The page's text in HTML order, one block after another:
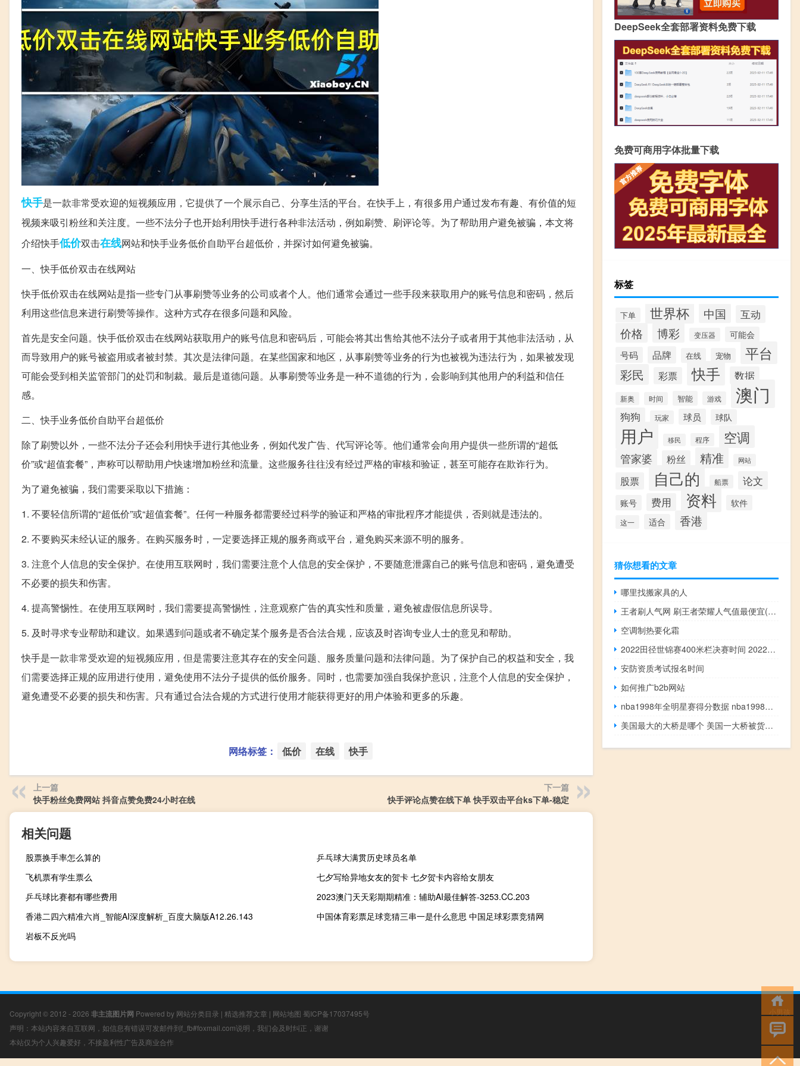
快手是一款非常受欢迎的短视频应用，它提供了一个展示自己、分享生活的平台。在快手上，有很多用户通过发布有趣、有价值的短
视频来吸引粉丝和关注度。一些不法分子也开始利用快手进行各种非法活动，例如刷赞、刷评论等。为了帮助用户避免被骗，本文将
介绍快手低价双击在线网站和快手业务低价自助平台超低价，并探讨如何避免被骗。
一、快手低价双击在线网站
快手低价双击在线网站是指一些专门从事刷赞等业务的公司或者个人。他们通常会通过一些手段来获取用户的账号信息和密码，然后
利用这些信息来进行刷赞等操作。这种方式存在很多问题和风险。
首先是安全问题。快手低价双击在线网站获取用户的账号信息和密码后，可能会将其出售给其他不法分子或者用于其他非法活动，从
而导致用户的账号被盗用或者被封禁。其次是法律问题。在某些国家和地区，从事刷赞等业务的行为也被视为违法行为，如果被发现
可能会受到相关监管部门的处罚和制裁。最后是道德问题。从事刷赞等业务是一种不道德的行为，会影响到其他用户的利益和信任
感。
二、快手业务低价自助平台超低价
除了刷赞以外，一些不法分子还会利用快手进行其他业务，例如代发广告、代写评论等。他们通常会向用户提供一些所谓的“超低
价”或“超值套餐”，声称可以帮助用户快速增加粉丝和流量。这些服务往往没有经过严格的审核和验证，甚至可能存在欺诈行为。
为了避免被骗，我们需要采取以下措施：
1. 不要轻信所谓的“超低价”或“超值套餐”。任何一种服务都需要经过科学的验证和严格的审批程序才能提供，否则就是违法的。
2. 不要购买未经认证的服务。在购买服务时，一定要选择正规的服务商或平台，避免购买来源不明的服务。
3. 注意个人信息的安全保护。在使用互联网时，我们需要注意个人信息的安全保护，不要随意泄露自己的账号信息和密码，避免遭受
不必要的损失和伤害。
4. 提高警惕性。在使用互联网时，我们需要提高警惕性，注意观察广告的真实性和质量，避免被虚假信息所误导。
5. 及时寻求专业帮助和建议。如果遇到问题或者不确定某个服务是否合法合规，应该及时咨询专业人士的意见和帮助。
快手是一款非常受欢迎的短视频应用，但是需要注意其存在的安全问题、服务质量问题和法律问题。为了保护自己的权益和安全，我
们需要选择正规的应用进行使用，避免使用不法分子提供的低价服务。同时，也需要加强自我保护意识，注意个人信息的安全保护，
避免遭受不必要的损失和伤害。只有通过合法合规的方式进行使用才能获得更好的用户体验和更多的乐趣。
网络标签： 低价 在线 快手
上一篇
快手粉丝免费网站 抖音点赞免费24小时在线
下一篇
快手评论点赞在线下单 快手双击平台ks下单-稳定
相关问题
股票换手率怎么算的
乒乓球大满贯历史球员名单
飞机票有学生票么
七夕写给异地女友的贺卡 七夕贺卡内容给女朋友
乒乓球比赛都有哪些费用
2023澳门天天彩期期精准：辅助AI最佳解答-3253.CC.203
香港二四六精准六肖_智能AI深度解析_百度大脑版A12.26.143
中国体育彩票足球竞猜三串一是什么意思 中国足球彩票竞猜网
岩板不反光吗
DeepSeek全套部署资料免费下载
免费可商用字体批量下载
标签
下单 世界杯 中国 互动
价格 博彩 变压器 可能会
号码 品牌 在线 宠物 平台
彩民 彩票 快手 数据
新奥 时间 智能 游戏 澳门
狗狗 玩家 球员 球队
用户 移民 程序 空调
管家婆 粉丝 精准 网站
股票 自己的 船票 论文
账号 费用 资料 软件
这一 适合 香港
猜你想看的文章
哪里找搬家具的人
王者刷人气网 刷王者荣耀人气值最便宜(刷王者荣耀人气值网址)
空调制热要化霜
2022田径世锦赛400米栏决赛时间 2022年尤金田径世锦赛
安防资质考试报名时间
如何推广b2b网站
nba1998年全明星赛得分数据 nba1998年全明星赛
美国最大的大桥是哪个 美国一大桥被货船撞塌
Copyright © 2012 - 2026 非主流图片网 Powered by 网站分类目录 | 精选推荐文章 | 网站地图 蜀ICP备17037495号
声明：本站内容来自互联网，如信息有错误可发邮件到f_fb#foxmail.com说明，我们会及时纠正，谢谢
本站仅为个人兴趣爱好，不接盈利性广告及商业合作